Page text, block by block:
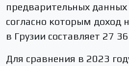
предварительных данных
согласно которым доход
в Грузии составляет 27
Для сравнения в 2023